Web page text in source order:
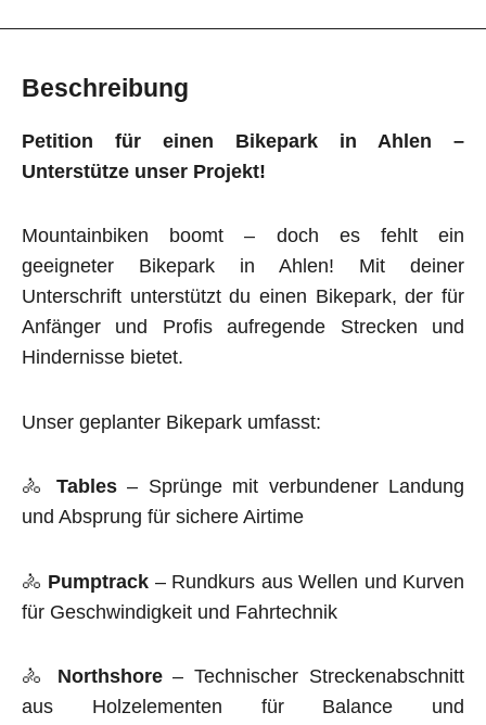
Beschreibung
Petition für einen Bikepark in Ahlen –
Unterstütze unser Projekt!
Mountainbiken boomt – doch es fehlt ein
geeigneter Bikepark in Ahlen! Mit deiner
Unterschrift unterstützt du einen Bikepark, der für
Anfänger und Profis aufregende Strecken und
Hindernisse bietet.
Unser geplanter Bikepark umfasst:
🚴 Tables– Sprünge mit verbundener Landung
und Absprung für sichere Airtime
🚴 Pumptrack – Rundkurs aus Wellen und Kurven
für Geschwindigkeit und Fahrtechnik
🚴 Northshore– Technischer Streckenabschnitt
aus Holzelementen für Balance und